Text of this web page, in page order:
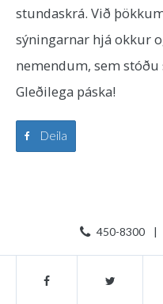
stundaskrá. Við
sýningarnar hjá okkur
nemendum, sem
Gleðilega páska!
Deila
450-8300 |